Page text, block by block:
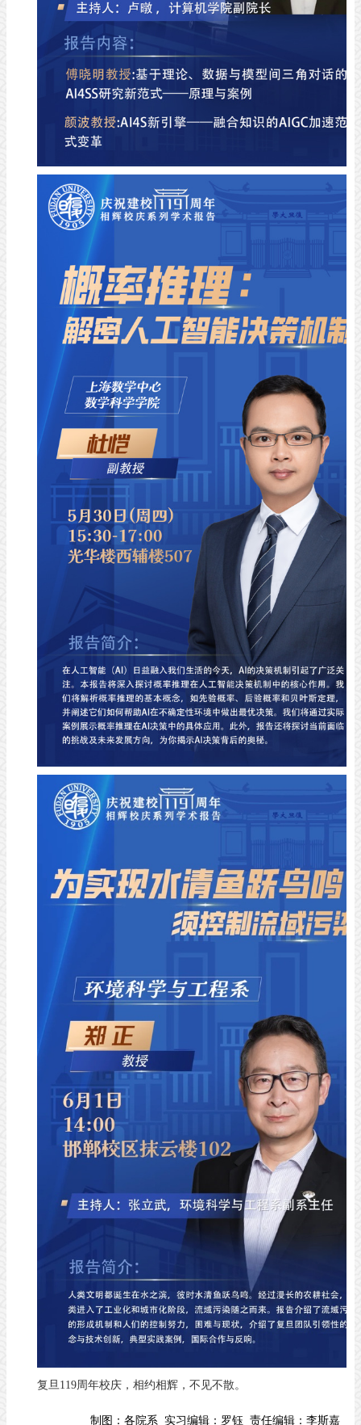
复旦119周年校庆，相约相辉，不见不散。
制图： 各院系 实习编辑： 罗钰 责任编辑： 李斯嘉